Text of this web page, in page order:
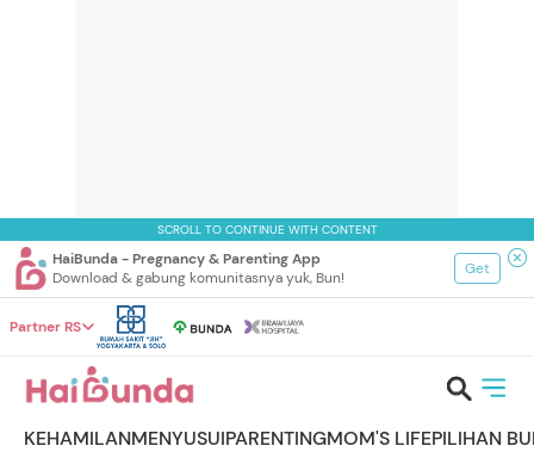
SCROLL TO CONTINUE WITH CONTENT
HaiBunda - Pregnancy & Parenting App
Download & gabung komunitasnya yuk, Bun!
Get
Partner RS
KEHAMILANMENYUSUIPARENTINGMOM'S LIFEPILIHAN